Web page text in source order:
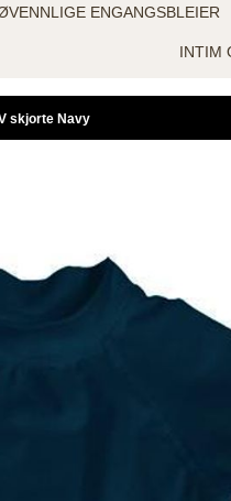
ENGANGSBLEIER
INTIM
skjorte Navy